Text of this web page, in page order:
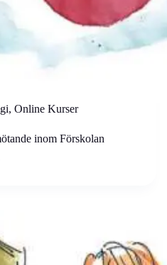
, Online Kurser
inom Förskolan